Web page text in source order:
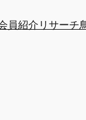
員紹介 リサーチ